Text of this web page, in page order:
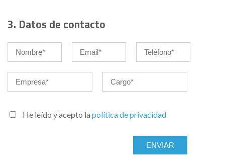
3. Datos de contacto
He leído y acepto la política de privacidad